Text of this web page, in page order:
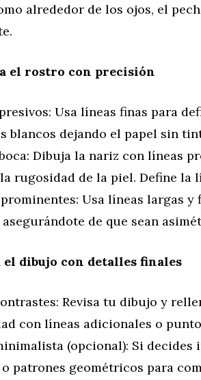
alrededor de los ojos, el
el rostro con precisión
Usa líneas finas para
blancos dejando el papel sin
Dibuja la nariz con líneas
rugosidad de la piel. Define la
Usa líneas largas
de que sean
el dibujo con detalles finales
Revisa tu dibujo y
con líneas adicionales o
(opcional): Si
patrones geométricos para